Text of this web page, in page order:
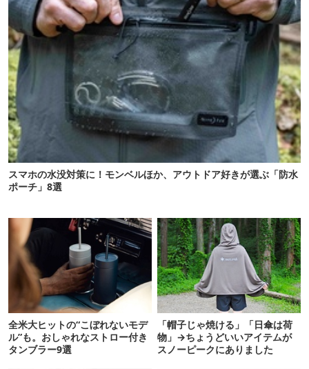
スマホの水没対策に！モンベルほか、アウトドア好きが選ぶ「防水
ポーチ」8選
全米大ヒットの“こぼれないモデ
ル”も。おしゃれなストロー付き
タンブラー9選
「帽子じゃ焼ける」「日傘は荷
物」→ちょうどいいアイテムが
スノーピークにありました